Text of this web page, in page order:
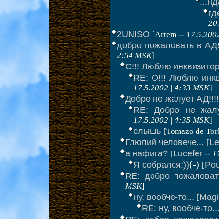
2UNISO [Artem --
добро пожаловать в
2:54 MSK]
О!!! Люблю
RE: О!!! Люблю
17.5.2002 | 4:33 MSK]
Добро не жалует АД!!!!
RE: Добро не
17.5.2002 | 4:35 MSK]
слышь [Tomazo de
Глюпий человече... [
а нафига? [Lucefer --
Я собрался;))(-) [
RE: добро
MSK]
ну, вообче-то... [
RE: ну, вообче-то...